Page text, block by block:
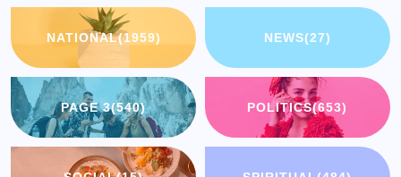
NATIONAL(1959) NEWS(27)
PAGE 3(540) POLITICS(653)